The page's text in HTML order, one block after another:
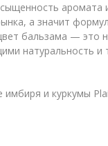
а значит
бальзама —
натуральность и
и куркумы